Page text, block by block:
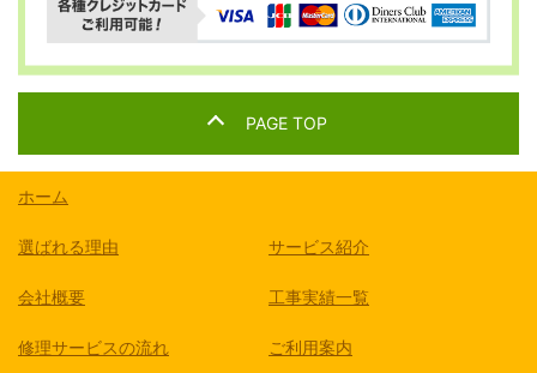
PAGE TOP
ホーム
選ばれる理由 サービス紹介
会社概要 工事実績一覧
修理サービスの流れ ご利用案内